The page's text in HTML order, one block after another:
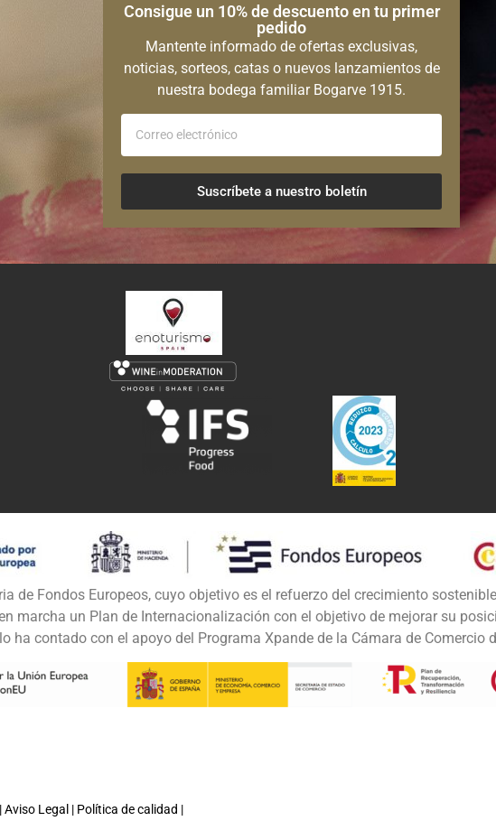
Consigue un 10% de descuento en tu primer
pedido
Mantente informado de ofertas exclusivas,
noticias, sorteos, catas o nuevos lanzamientos de
nuestra bodega familiar Bogarve 1915.
Suscríbete a nuestro boletín
de Fondos Europeos, cuyo objetivo es el refuerzo del crecimiento
marcha un Plan de Internacionalización con el objetivo de mejorar su
ha contado con el apoyo del Programa Xpande de la Cámara de Comercio
|Aviso Legal | Política de calidad |